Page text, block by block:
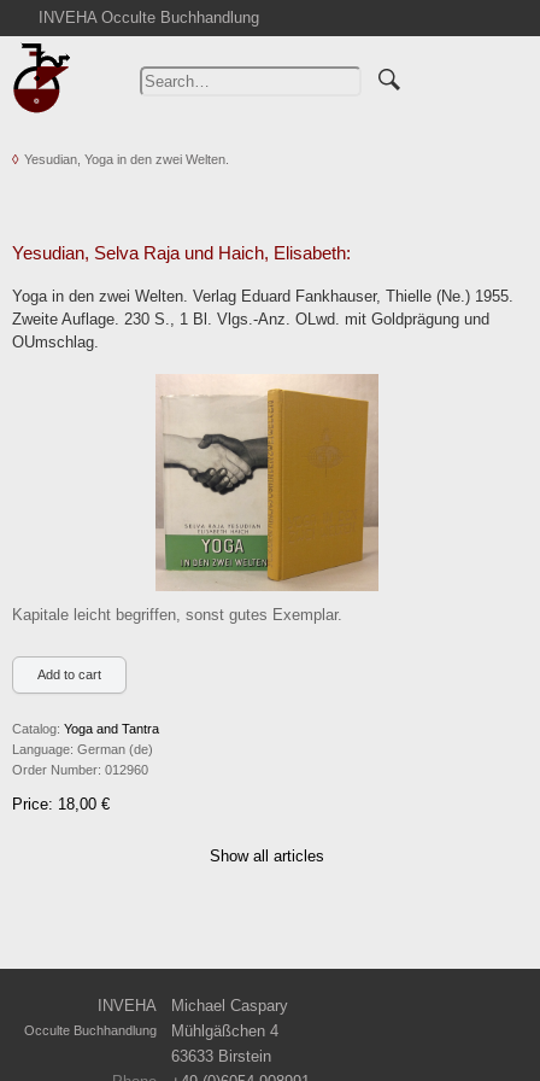
INVEHA Occulte Buchhandlung
Home
Advanced Search
Cart
Contact
Terms
Yesudian, Yoga in den zwei Welten.
Yesudian, Selva Raja und Haich, Elisabeth:
Yoga in den zwei Welten. Verlag Eduard Fankhauser, Thielle (Ne.) 1955.
Zweite Auflage. 230 S., 1 Bl. Vlgs.-Anz. OLwd. mit Goldprägung und
OUmschlag.
Kapitale leicht begriffen, sonst gutes Exemplar.
Catalog: Yoga and Tantra
Language: German (de)
Order Number: 012960
Price: 18,00 €
Show all articles
INVEHA Michael Caspary
Occulte Buchhandlung
Mühlgäßchen 4
63633 Birstein